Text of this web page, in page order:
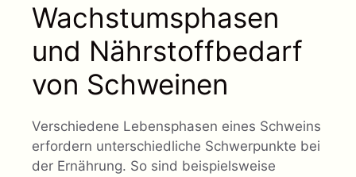
Wachstumsphasen
und Nährstoffbedarf
von Schweinen
Verschiedene Lebensphasen eines Schweins
erfordern unterschiedliche Schwerpunkte bei
der Ernährung. So sind beispielsweise